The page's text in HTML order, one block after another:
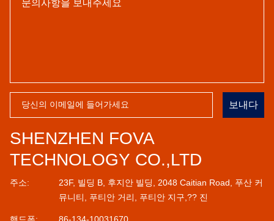
보내다
SHENZHEN FOVA
TECHNOLOGY CO.,LTD
주소:
23F, 빌딩 B, 후지안 빌딩, 2048 Caitian Road, 푸산 커
뮤니티, 푸티안 거리, 푸티안 지구,?? 진